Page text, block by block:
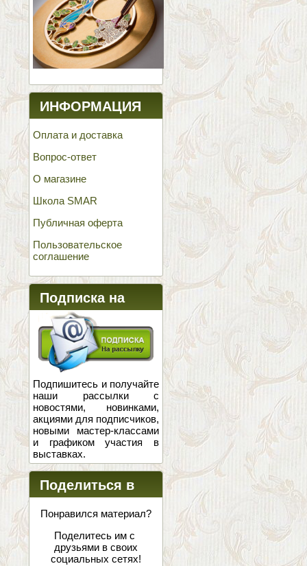
ИНФОРМАЦИЯ
Оплата и доставка
Вопрос-ответ
О магазине
Школа SMAR
Публичная оферта
Пользовательское
соглашение
Подписка на
новости
Подпишитесь и получайте
наши рассылки с
новостями, новинками,
акциями для подписчиков,
новыми мастер-классами
и графиком участия в
выставках.
Поделиться в
соцсетях
Понравился материал?
Поделитесь им с
друзьями в своих
социальных сетях!